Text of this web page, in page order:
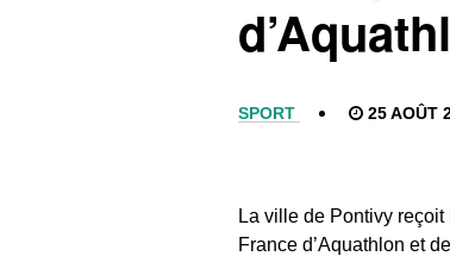
SPORT 25 AOÛT
La ville de Pontivy
France d’Aquathlon et